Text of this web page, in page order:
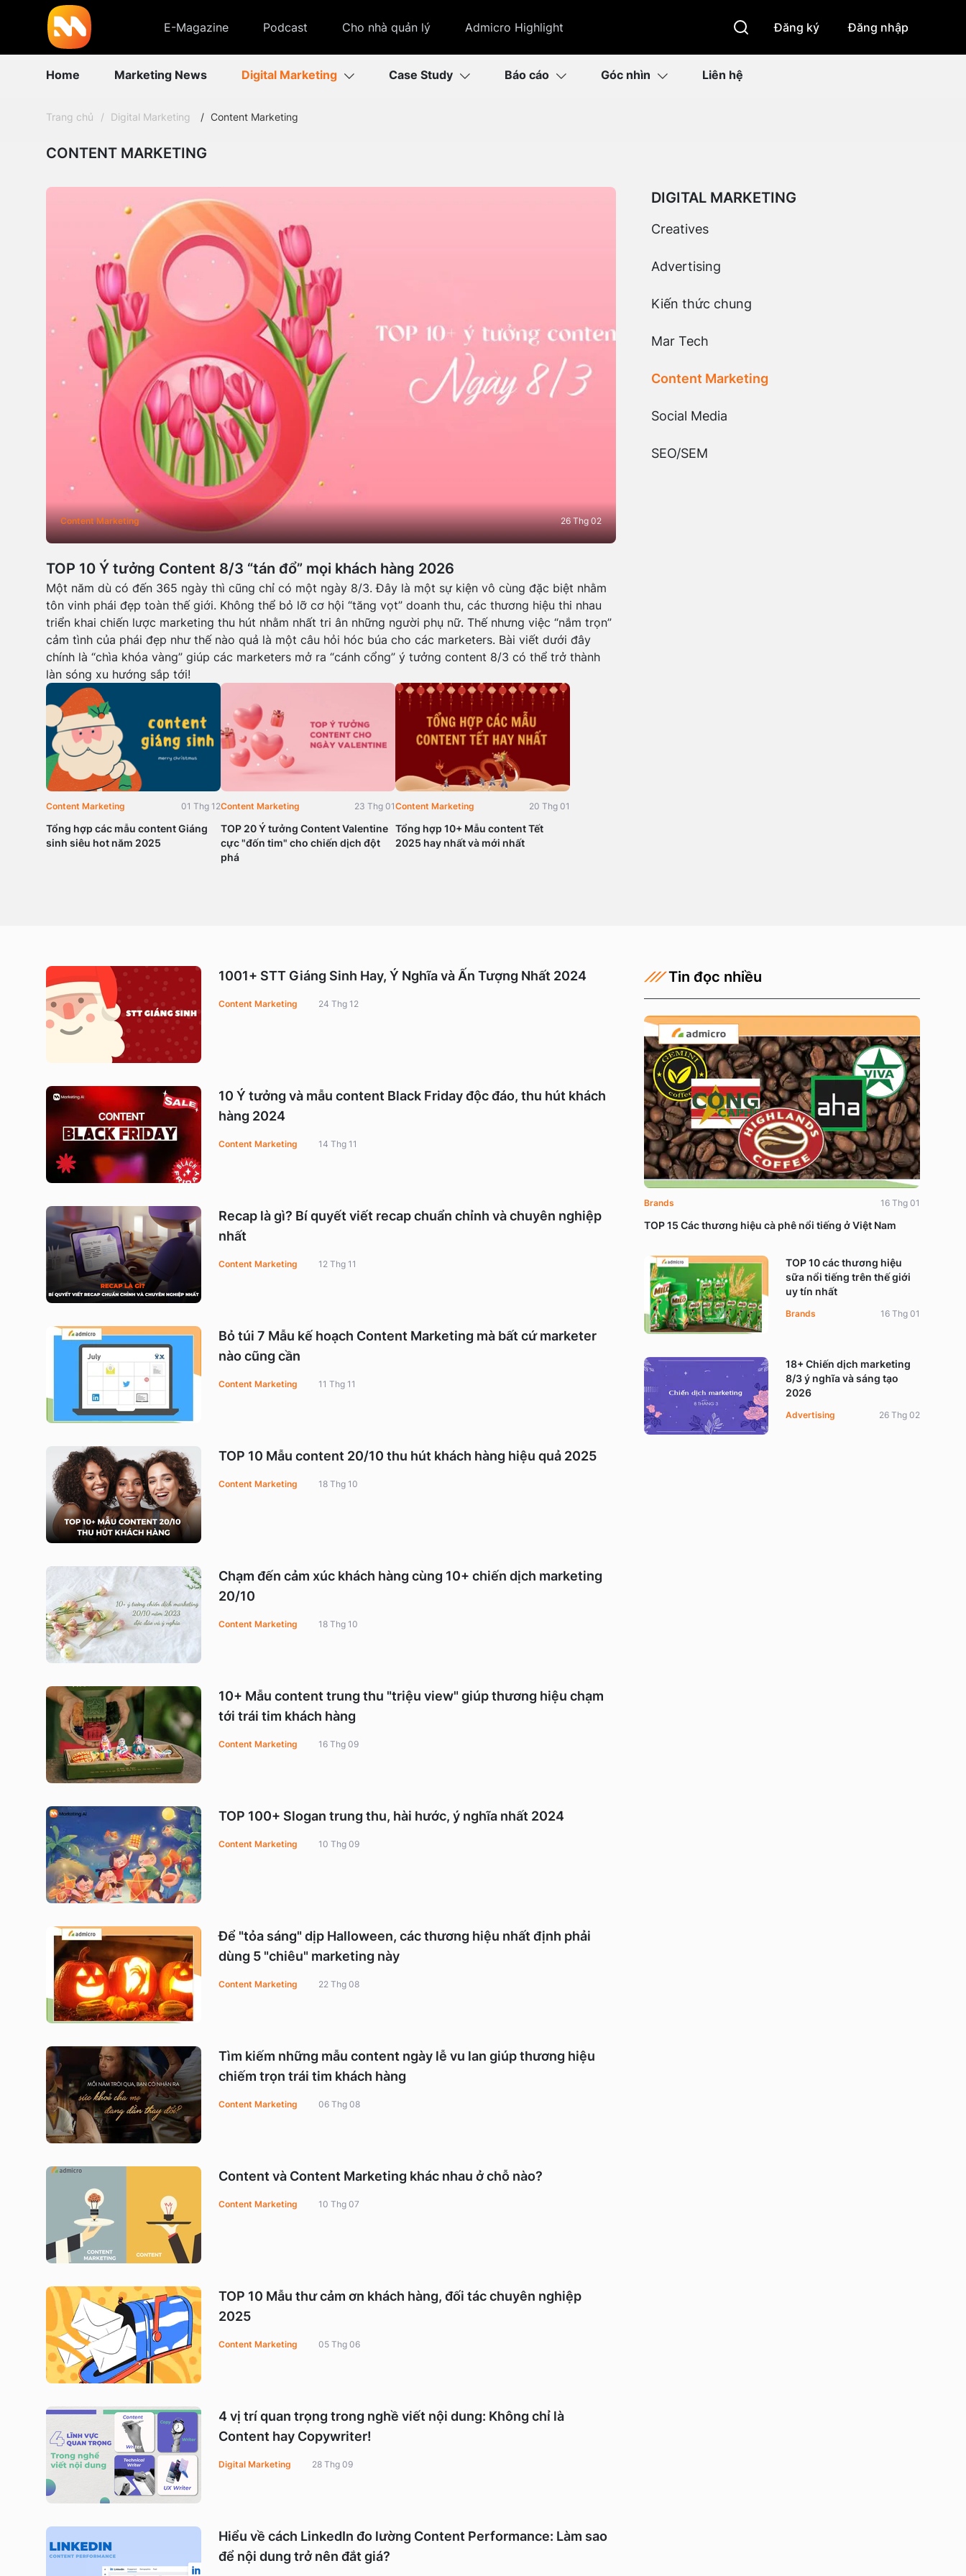
E-Magazine Podcast Cho nhà quản lý Admicro Highlight Đăng ký Đăng nhập
Home Marketing News Digital Marketing Case Study Báo cáo Góc nhìn Liên hệ
Trang chủ Digital Marketing Content Marketing
CONTENT MARKETING
TOP 10 Ý tưởng Content 8/3 “tán đổ” mọi khách hàng 2026
Content Marketing 26 Thg 02
Một năm dù có đến 365 ngày thì cũng chỉ có một ngày 8/3. Đây là một sự kiện vô cùng đặc biệt nhằm
tôn vinh phái đẹp toàn thế giới. Không thể bỏ lỡ cơ hội “tăng vọt” doanh thu, các thương hiệu thi nhau
triển khai chiến lược marketing thu hút nhằm nhất tri ân những người phụ nữ. Thế nhưng việc “nắm trọn”
cảm tình của phái đẹp như thế nào quả là một câu hỏi hóc búa cho các marketers. Bài viết dưới đây
chính là “chìa khóa vàng” giúp các marketers mở ra “cánh cổng” ý tưởng content 8/3 có thể trở thành
làn sóng xu hướng sắp tới!
Tổng hợp các mẫu content Giáng
sinh siêu hot năm 2025
Content Marketing 01 Thg 12
TOP 20 Ý tưởng Content Valentine
cực "đốn tim" cho chiến dịch đột
phá
Content Marketing 23 Thg 01
Tổng hợp 10+ Mẫu content Tết
2025 hay nhất và mới nhất
Content Marketing 20 Thg 01
DIGITAL MARKETING
Creatives
Advertising
Kiến thức chung
Mar Tech
Content Marketing
Social Media
SEO/SEM
1001+ STT Giáng Sinh Hay, Ý Nghĩa và Ấn Tượng Nhất 2024
Content Marketing 24 Thg 12
10 Ý tưởng và mẫu content Black Friday độc đáo, thu hút khách
hàng 2024
Content Marketing 14 Thg 11
Recap là gì? Bí quyết viết recap chuẩn chỉnh và chuyên nghiệp
nhất
Content Marketing 12 Thg 11
Bỏ túi 7 Mẫu kế hoạch Content Marketing mà bất cứ marketer
nào cũng cần
Content Marketing 11 Thg 11
TOP 10 Mẫu content 20/10 thu hút khách hàng hiệu quả 2025
Content Marketing 18 Thg 10
Chạm đến cảm xúc khách hàng cùng 10+ chiến dịch marketing
20/10
Content Marketing 18 Thg 10
10+ Mẫu content trung thu "triệu view" giúp thương hiệu chạm
tới trái tim khách hàng
Content Marketing 16 Thg 09
TOP 100+ Slogan trung thu, hài hước, ý nghĩa nhất 2024
Content Marketing 10 Thg 09
Để "tỏa sáng" dịp Halloween, các thương hiệu nhất định phải
dùng 5 "chiêu" marketing này
Content Marketing 22 Thg 08
Tìm kiếm những mẫu content ngày lễ vu lan giúp thương hiệu
chiếm trọn trái tim khách hàng
Content Marketing 06 Thg 08
Content và Content Marketing khác nhau ở chỗ nào?
Content Marketing 10 Thg 07
TOP 10 Mẫu thư cảm ơn khách hàng, đối tác chuyên nghiệp
2025
Content Marketing 05 Thg 06
4 vị trí quan trọng trong nghề viết nội dung: Không chỉ là
Content hay Copywriter!
Digital Marketing 28 Thg 09
Hiểu về cách LinkedIn đo lường Content Performance: Làm sao
để nội dung trở nên đắt giá?
Tin đọc nhiều
TOP 15 Các thương hiệu cà phê nổi tiếng ở Việt Nam
Brands 16 Thg 01
TOP 10 các thương hiệu
sữa nổi tiếng trên thế giới
uy tín nhất
Brands 16 Thg 01
18+ Chiến dịch marketing
8/3 ý nghĩa và sáng tạo
2026
Advertising 26 Thg 02